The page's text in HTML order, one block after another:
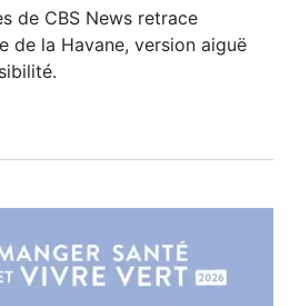
de CBS News retrace
de la Havane, version aiguë